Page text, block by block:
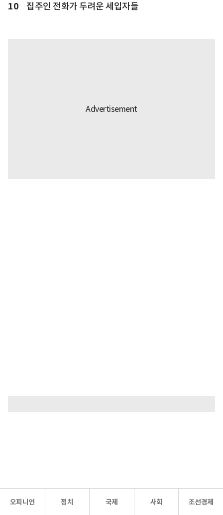
10 집주인 전화가 두려운 세입자들
오피니언 정치 국제 사회 조선경제